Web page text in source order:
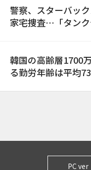
警察、スターバッ
家宅捜査…「タン
韓国の高齢層1700
る勤労年齢は平均
PC ver